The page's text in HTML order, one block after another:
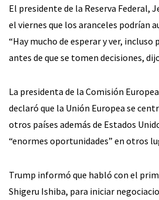
El presidente de la Reserva Federal,
el viernes que los aranceles podrían
“Hay mucho de esperar y ver,
antes de que se tomen decisiones,
La presidenta de la Comisión
declaró que la Unión Europea se
otros países además de Estados
“enormes oportunidades” en otros
Trump informó que habló con el
Shigeru Ishiba, para iniciar